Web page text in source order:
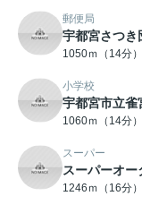
郵便局
宇都宮さつき
1050ｍ（14分）
小学校
宇都宮市立雀
1060ｍ（14分）
スーパー
スーパーオ
1246ｍ（16分）